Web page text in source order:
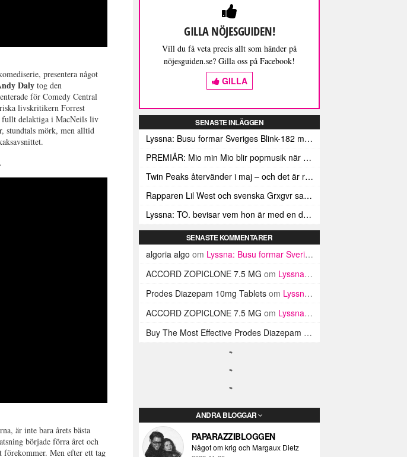
presentera något
Daly tog den
för Comedy Central
livskritikern Forrest
fullt delaktiga i MacNeils liv
stundtals mörk, men alltid
.
är inte bara årets bästa
började förra året och
förekommer. Men efter ett tag
GILLA NÖJESGUIDEN!
Vill du få veta precis allt som händer på
nöjesguiden.se? Gilla oss på Facebook!
GILLA
SENASTE INLÄGGEN
Lyssna: Busu formar Sveriges Blink-182 med sin nya pop-punk-rap-låt
PREMIÄR: Mio min Mio blir popmusik när Ungdom släpper sin debutvideo
Twin Peaks återvänder i maj – och det är rena heroinet enligt Showtimes boss
Rapparen Lil West och svenska Grxgvr samarbetar på den egensinniga bangern Lie To You
Lyssna: TO. bevisar vem hon är med en debut gjord för framtiden
SENASTE KOMMENTARER
algoria algo om Lyssna: Busu formar Sveriges Blink-182 med sin nya pop-punk-rap-låt
ACCORD ZOPICLONE 7.5 MG om Lyssna: Busu formar Sveriges Blink-182 med sin nya pop-punk-rap-låt
Prodes Diazepam 10mg Tablets om Lyssna: Busu formar Sveriges Blink-182 med sin nya pop-punk-rap-låt
ACCORD ZOPICLONE 7.5 MG om Lyssna: Busu formar Sveriges Blink-182 med sin nya pop-punk-rap-låt
Buy The Most Effective Prodes Diazepam Tablets In UK
ANDRA BLOGGAR
PAPARAZZIBLOGGEN
Något om krig och Margaux Dietz